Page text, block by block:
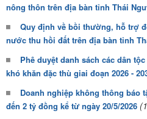
nông thôn trên địa bàn tỉnh Thái
Quy định về bồi thường, hỗ trợ
nước thu hồi đất trên địa bàn tỉnh
Phê duyệt danh sách các dân
khó khăn đặc thù giai đoạn 2026 -
Doanh nghiệp không thông báo
đến 2 tỷ đồng kể từ ngày 20/5/2026